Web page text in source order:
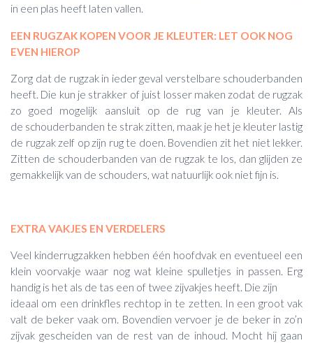
in een plas heeft laten vallen.
EEN RUGZAK KOPEN VOOR JE KLEUTER: LET OOK NOG
EVEN HIEROP
Zorg dat de rugzak in ieder geval verstelbare schouderbanden
heeft. Die kun je strakker of juist losser maken zodat de rugzak
zo goed mogelijk aansluit op de rug van je kleuter. Als
de schouderbanden te strak zitten, maak je het je kleuter lastig
de rugzak zelf op zijn rug te doen. Bovendien zit het niet lekker.
Zitten de schouderbanden van de rugzak te los, dan glijden ze
gemakkelijk van de schouders, wat natuurlijk ook niet fijn is.
EXTRA VAKJES EN VERDELERS
Veel kinderrugzakken hebben één hoofdvak en eventueel een
klein voorvakje waar nog wat kleine spulletjes in passen. Erg
handig is het als de tas een of twee zijvakjes heeft. Die zijn
ideaal om een drinkfles rechtop in te zetten. In een groot vak
valt de beker vaak om. Bovendien vervoer je de beker in zo’n
zijvak gescheiden van de rest van de inhoud. Mocht hij gaan